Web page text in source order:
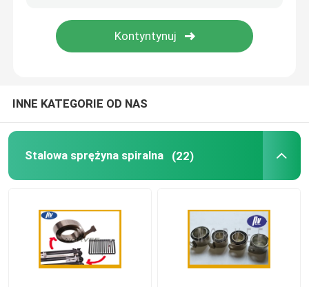
Zamykany amortyzator gazowy
INNE KATEGORIE OD NAS
Stalowa sprężyna spiralna (22)